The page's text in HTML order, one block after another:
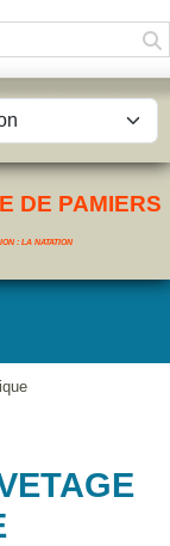
DE PAMIERS
: LA NATATION